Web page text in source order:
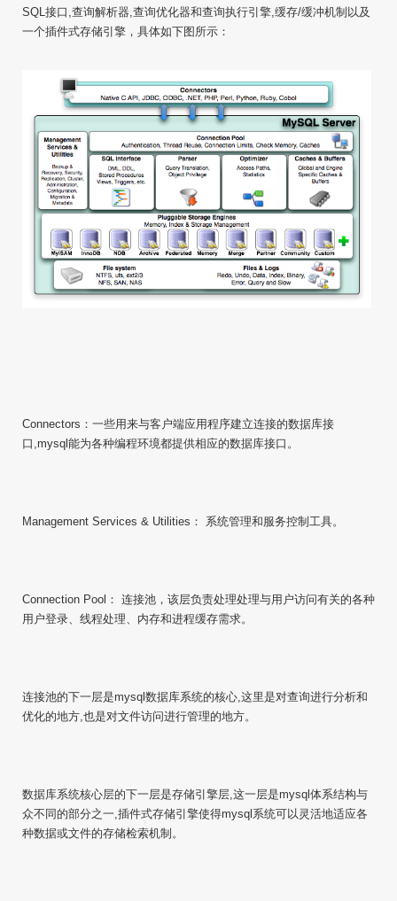
SQL接口,查询解析器,查询优化器和查询执行引擎,缓存/缓冲机制以及
一个插件式存储引擎，具体如下图所示：
Connectors：一些用来与客户端应用程序建立连接的数据库接
口,mysql能为各种编程环境都提供相应的数据库接口。
Management Services & Utilities： 系统管理和服务控制工具。
Connection Pool： 连接池，该层负责处理处理与用户访问有关的各种
用户登录、线程处理、内存和进程缓存需求。
连接池的下一层是mysql数据库系统的核心,这里是对查询进行分析和
优化的地方,也是对文件访问进行管理的地方。
数据库系统核心层的下一层是存储引擎层,这一层是mysql体系结构与
众不同的部分之一,插件式存储引擎使得mysql系统可以灵活地适应各
种数据或文件的存储检索机制。